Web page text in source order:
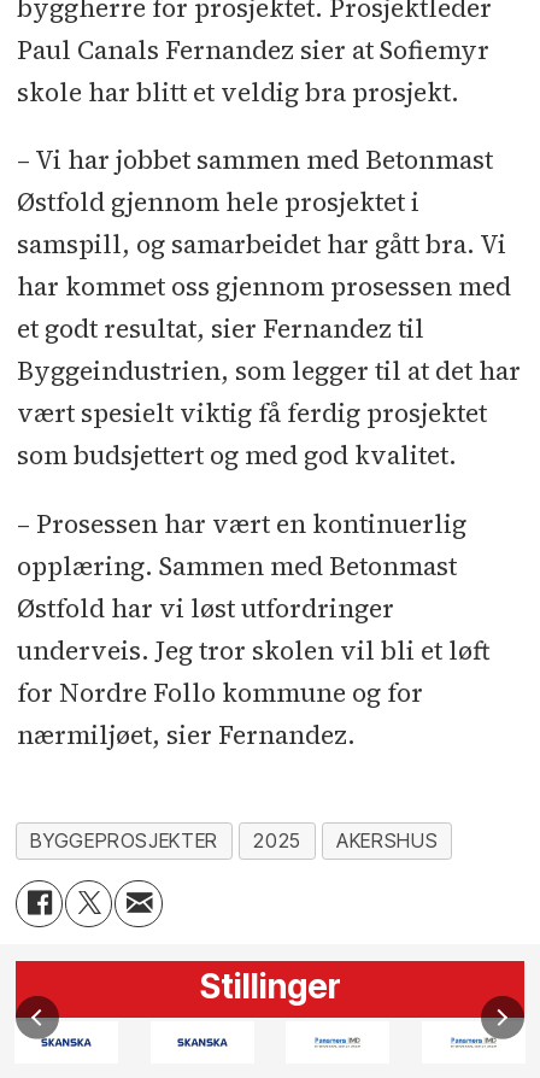
sykkelparkering: Torsnes
IndustriservicelTresliping:
TregulvpesialistenlSolavskjerm­ing:
Vental Blåseisolering:
Aaslund
Leverandør belysning:
Unilamp Norden
byggherre for prosjektet. Prosjektleder
Paul Canals Fernandez sier at Sofiemyr
skole har blitt et veldig bra prosjekt.
– Vi har jobbet sammen med Betonmast
Østfold gjennom hele prosjektet i
samspill, og samarbeidet har gått bra. Vi
har kommet oss gjennom prosessen med
et godt resultat, sier Fernandez til
Byggeindustrien, som legger til at det har
vært spesielt viktig få ferdig prosjektet
som budsjettert og med god kvalitet.
– Prosessen har vært en kontinuerlig
opplæring. Sammen med Betonmast
Østfold har vi løst utfordringer
underveis. Jeg tror skolen vil bli et løft
for Nordre Follo kommune og for
nærmiljøet, sier Fernandez.
BYGGEPROSJEKTER 2025 AKERSHUS
Stillinger